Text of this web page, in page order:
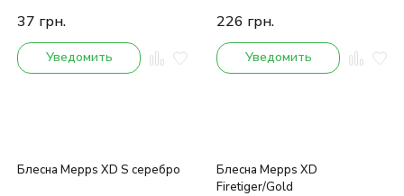
37 грн.
Уведомить
226 грн.
Уведомить
Блесна Mepps XD S серебро
Блесна Mepps XD
Firetiger/Gold